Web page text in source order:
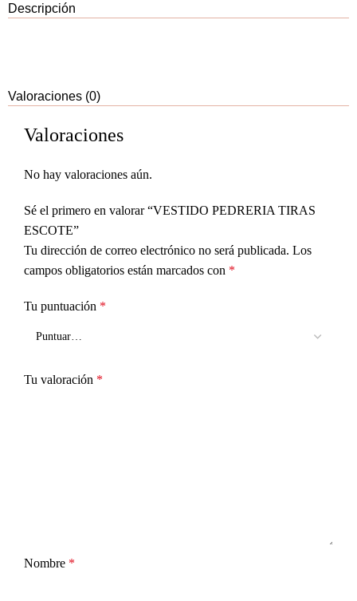
Descripción
Valoraciones (0)
Valoraciones
No hay valoraciones aún.
Sé el primero en valorar “VESTIDO PEDRERIA TIRAS
ESCOTE”
Tu dirección de correo electrónico no será publicada. Los
campos obligatorios están marcados con *
Tu puntuación *
Tu valoración *
Nombre *